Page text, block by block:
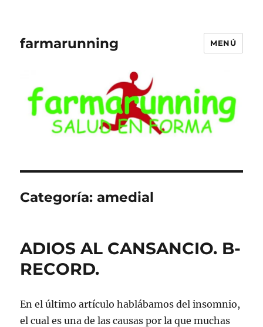
farmarunning MENÚ
Categoría:amedial
ADIOS AL CANSANCIO. B-
RECORD.
En el último artículo hablábamos del insomnio,
el cual es una de las causas por la que muchas